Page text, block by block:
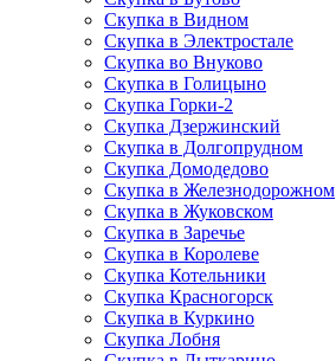
Скупка в Видном
Скупка в Электростале
Скупка во Внуково
Скупка в Голицыно
Скупка Горки-2
Скупка Дзержинский
Скупка в Долгопрудном
Скупка Домодедово
Скупка в Железнодорожном
Скупка в Жуковском
Скупка в Заречье
Скупка в Королеве
Скупка Котельники
Скупка Красногорск
Скупка в Куркино
Скупка Лобня